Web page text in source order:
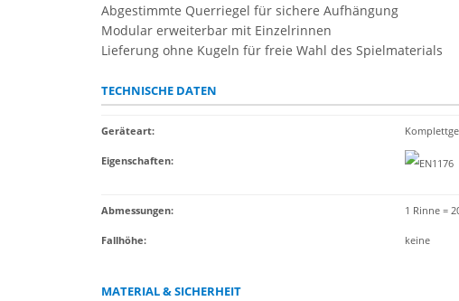
Abgestimmte Querriegel für sichere Aufhängung
Modular erweiterbar mit Einzelrinnen
Lieferung ohne Kugeln für freie Wahl des Spielmaterials
TECHNISCHE DATEN
Geräteart:
Eigenschaften:
Abmessungen: 1 Rinne =
Fallhöhe: keine
MATERIAL & SICHERHEIT